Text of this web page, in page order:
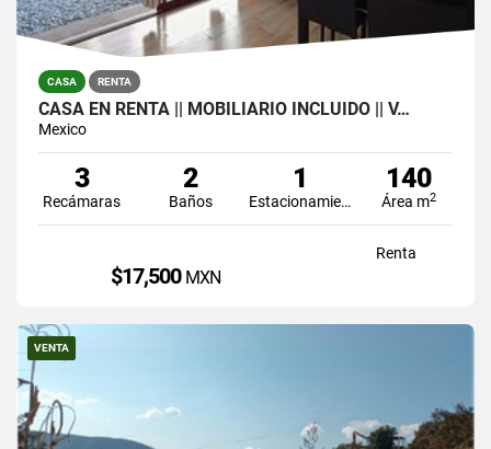
CASA RENTA
CASA EN RENTA || MOBILIARIO INCLUIDO || V…
Mexico
3
Recámaras
2
Baños
1
Estacionamiento
140
Área m2
Renta
$17,500 MXN
VENTA